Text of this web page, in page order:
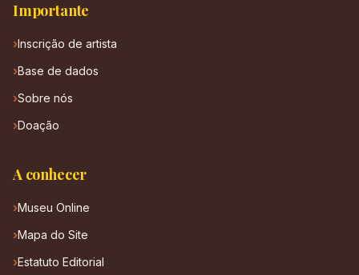
Importante
Inscrição de artista
Base de dados
Sobre nós
Doação
A conhecer
Museu Online
Mapa do Site
Estatuto Editorial